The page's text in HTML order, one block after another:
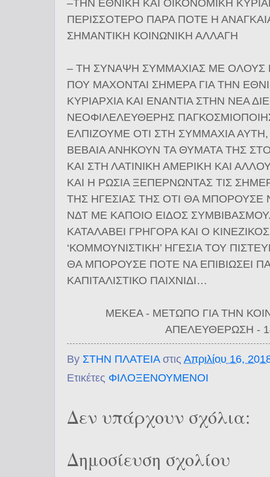
–ΤΗΝ ΕΘΝΙΚΗ ΚΑΙ ΟΙΚΟΝΟΜΙΚΗ
ΠΕΡΙΣΣΟΤΕΡΟ ΠΑΡΑ ΠΟΤΕ Η
ΣΗΜΑΝΤΙΚΗ ΚΟΙΝΩΝΙΚΗ ΑΛΛΑΓΗ
– ΤΗ ΣΥΝΑΨΗ ΣΥΜΜΑΧΙΑΣ ΜΕ ΟΛΟΥΣ
ΠΟΥ ΜΑΧΟΝΤΑΙ ΣΗΜΕΡΑ ΓΙΑ ΤΗΝ
ΚΥΡΙΑΡΧΙΑ ΚΑΙ ΕΝΑΝΤΙΑ ΣΤΗΝ ΝΕΑ
ΝΕΟΦΙΛΕΛΕΥΘΕΡΗΣ
ΕΛΠΙΖΟΥΜΕ ΟΤΙ ΣΤΗ ΣΥΜΜΑΧΙΑ
ΒΕΒΑΙΑ ΑΝΗΚΟΥΝ ΤΑ ΘΥΜΑΤΑ ΤΗΣ
ΚΑΙ ΣΤΗ ΛΑΤΙΝΙΚΗ ΑΜΕΡΙΚΗ ΚΑΙ
ΚΑΙ Η ΡΩΣΙΑ ΞΕΠΕΡΝΩΝΤΑΣ ΤΙΣ
ΤΗΣ ΗΓΕΣΙΑΣ ΤΗΣ ΟΤΙ ΘΑ ΜΠΟΡΟΥΣΕ
ΝΔΤ ΜΕ ΚΑΠΟΙΟ ΕΙΔΟΣ
ΚΑΤΑΛΑΒΕΙ ΓΡΗΓΟΡΑ ΚΑΙ Ο
‘ΚΟΜΜΟΥΝΙΣΤΙΚΗ’ ΗΓΕΣΙΑ ΤΟΥ
ΘΑ ΜΠΟΡΟΥΣΕ ΠΟΤΕ ΝΑ ΕΠΙΒΙΩΣΕΙ
ΚΑΠΙΤΑΛΙΣΤΙΚΟ ΠΑΙΧΝΙΔΙ…
ΜΕΚΕΑ - ΜΕΤΩΠΟ ΓΙΑ ΤΗΝ
ΑΠΕΛΕΥΘΕΡΩΣΗ -
By ΣΤΗΝ ΠΛΑΤΕΙΑ στις Απριλίου 16,
Ετικέτες ΦΙΛΟΞΕΝΟΥΜΕΝΟΙ
Δεν υπάρχουν σχόλια:
Δημοσίευση σχολίου